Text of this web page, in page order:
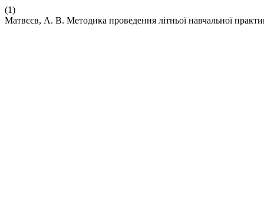
(1)
Матвєєв, А. В. Методика проведення літньої навчальної